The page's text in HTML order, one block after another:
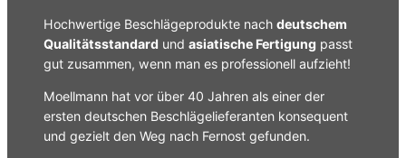
Hochwertige Beschlägeprodukte nach deutschem
Qualitätsstandard und asiatische Fertigung passt
gut zusammen, wenn man es professionell aufzieht!
Moellmann hat vor über 40 Jahren als einer der
ersten deutschen Beschlägelieferanten konsequent
und gezielt den Weg nach Fernost gefunden.